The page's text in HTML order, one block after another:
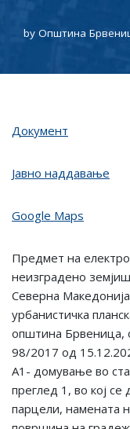
by Општина
Документ
Јавно наддавање
Google Maps
Предмет на
неизградено
Северна
урбанистичка
општина Брвеница,
98/2017 од
А1- домување во
преглед 1, во кој
парцели, намената